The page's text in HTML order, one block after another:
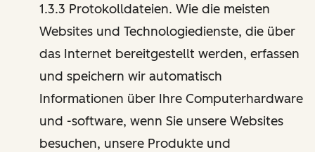
1.3.3 Protokolldateien. Wie die meisten
Websites und Technologiedienste, die über
das Internet bereitgestellt werden, erfassen
und speichern wir automatisch
Informationen über Ihre Computerhardware
und -software, wenn Sie unsere Websites
besuchen, unsere Produkte und